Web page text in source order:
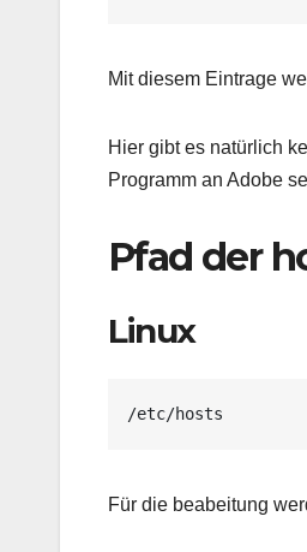
Mit diesem Eintrage
Hier gibt es natürlich
Programm an Adobe
Pfad der
Linux
/etc/hosts
Für die beabeitung